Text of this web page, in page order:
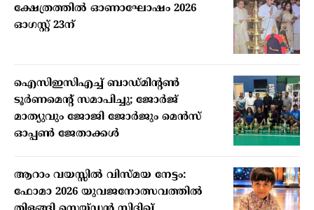
ക്ഷേത്രത്തില്‍ ഓണാഘോഷം 2026
ഓഗസ്റ്റ് 23ന്
ഐസിഇസിഎച്ച് ബാഡ്മിന്റണ്‍
ടൂര്‍ണമെന്റ് സമാപിച്ചു; ജോര്‍ജ്
മാത്യുവും ജോജി ജോര്‍ജും മെന്‍സ്
ഓപ്പണ്‍ ജേതാക്കള്‍
ആറാം വയസ്സില്‍ വിസ്മയ നേട്ടം:
ഫോമാ 2026 യുവജനോത്സവത്തില്‍